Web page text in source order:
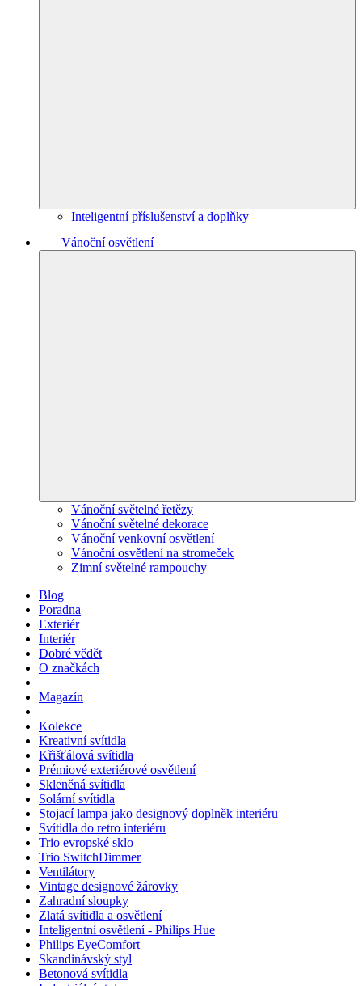
Inteligentní příslušenství a doplňky
Vánoční osvětlení
Vánoční světelné řetězy
Vánoční světelné dekorace
Vánoční venkovní osvětlení
Vánoční osvětlení na stromeček
Zimní světelné rampouchy
Blog
Poradna
Exteriér
Interiér
Dobré vědět
O značkách
Magazín
Kolekce
Kreativní svítidla
Křišťálová svítidla
Prémiové exteriérové osvětlení
Skleněná svítidla
Solární svítidla
Stojací lampa jako designový doplněk interiéru
Svítidla do retro interiéru
Trio evropské sklo
Trio SwitchDimmer
Ventilátory
Vintage designové žárovky
Zahradní sloupky
Zlatá svítidla a osvětlení
Inteligentní osvětlení - Philips Hue
Philips EyeComfort
Skandinávský styl
Betonová svítidla